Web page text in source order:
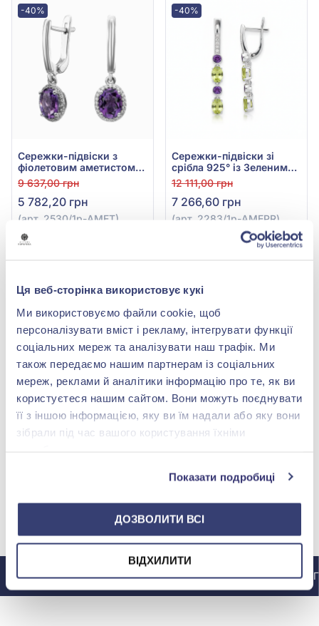
Ця веб-сторінка використовує кукі
Ми використовуємо файли cookie, щоб
персоналізувати вміст і рекламу, інтегрувати функції
соціальних мереж та аналізувати наш трафік. Ми
також передаємо нашим партнерам із соціальних
мереж, реклами й аналітики інформацію про те, як ви
користуєтеся нашим сайтом. Вони можуть поєднувати
її з іншою інформацією, яку ви їм надали або яку вони
зібрали під час вашого користування їхніми
Показати подробиці
ДОЗВОЛИТИ ВСІ
ВІДХИЛИТИ
-40%
Сережки-підвіски з
фіолетовим аметистом
та фіанітом зі срібла
925°, арт. 2530/1р-АМЕТ
9 637,00 грн
5 782,20 грн
(арт. 2530/1р-АМЕТ)
-40%
Сережки-підвіски зі
срібла 925° із Зеленим
Перідотом, Фіанітом та
Фіолетовим Аметистом,
арт. 2283/1p-AMEPR
12 111,00 грн
7 266,60 грн
(арт. 2283/1p-AMEPR)
Срiбнi Сережки з
аметистом зеленим
МИ У INSTAGRAM
ДО ІНСТАГРАМУ @ZOLOTAKOROLEVA ДО